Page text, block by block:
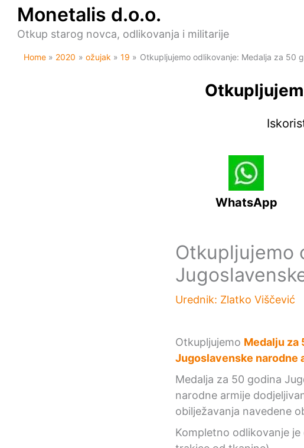
content
Monetalis d.o.o.
Otkup starog novca, odlikovanja i militarije
Home 2020 ožujak 19 Otkupljujemo odlikovanje: Medalja za 50
WhatsApp
Otkupljujemo
Urednik: Zlatko Viščević
Otkupljujemo Medalju za
Jugoslavenske narodne
Medalja za 50 godina
narodne armije
obilježavanja navedene
Kompletno odlikovanje